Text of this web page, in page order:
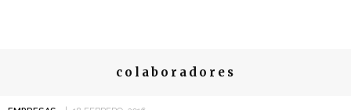
colaboradores